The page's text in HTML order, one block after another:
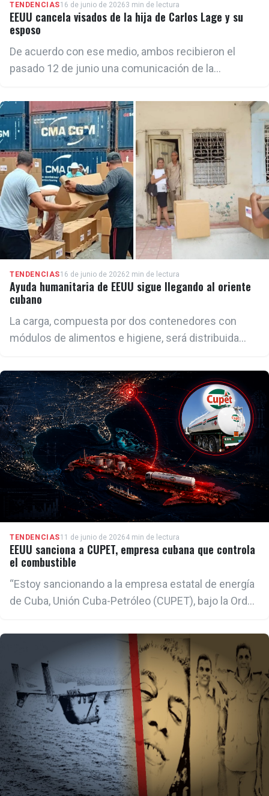
TENDENCIAS16 de junio de 20263 min de lectura
EEUU cancela visados de la hija de Carlos Lage y su
esposo
De acuerdo con ese medio, ambos recibieron el
pasado 12 de junio una comunicación de la
notificándoles la cancelación de sus visas de
entradas múltiples.
TENDENCIAS16 de junio de 20262 min de lectura
Ayuda humanitaria de EEUU sigue llegando al oriente
cubano
La carga, compuesta por dos contenedores con
módulos de alimentos e higiene, será distribuida
parroquias La Milagrosa, en la ciudad de
Guantánamo; Santa Rosa de Lima, en Imías; y San
José Obrero, además de pequeñas comunidades
rurales de ese territorio.
TENDENCIAS11 de junio de 20264 min de lectura
EEUU sanciona a CUPET, empresa cubana que controla
el combustible
“Estoy sancionando a la empresa estatal de energía
de Cuba, Unión Cuba-Petróleo (CUPET), bajo la Orden
comunistas de Cuba han convertido la energía en un
arma de control social y lucro cleptocrático”,
escribió Rubio.